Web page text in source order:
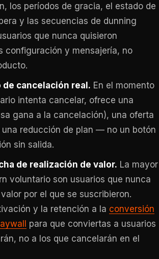
los períodos de gracia, el estado de
y las secuencias de dunning
que nunca quisieron
configuración y mensajería, no
de cancelación real. En el momento
intenta cancelar, ofrece una
gana a la cancelación), una oferta
una reducción de plan — no un botón
sin salida.
de realización de valor. La mayor
voluntario son usuarios que nunca
por el que se suscribieron.
y la retención a la conversión
para que conviertas a usuarios
no a los que cancelarán en el